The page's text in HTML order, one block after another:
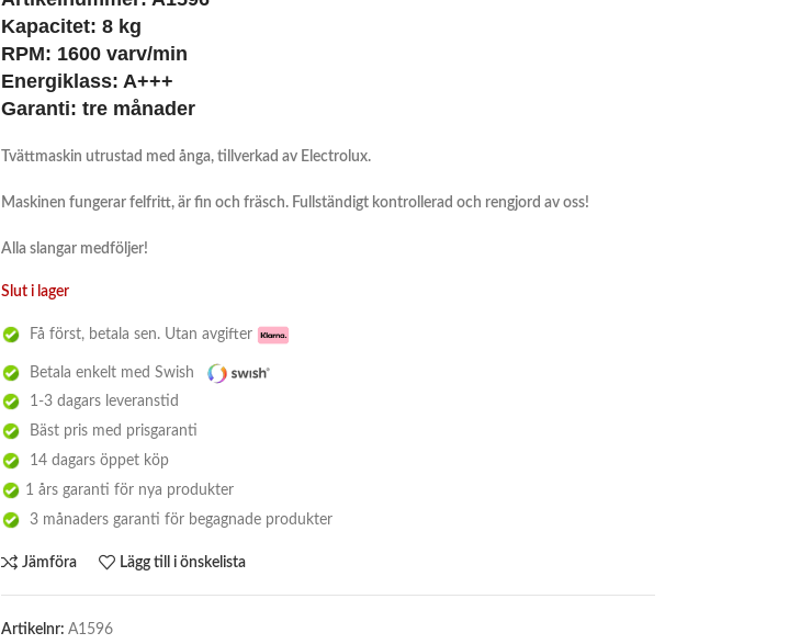
Kapacitet: 8 kg
RPM: 1600 varv/min
Energiklass: A+++
Garanti: tre månader
Tvättmaskin utrustad med ånga, tillverkad av Electrolux.
Maskinen fungerar felfritt, är fin och fräsch. Fullständigt kontrollerad och rengjord av oss!
Alla slangar medföljer!
Slut i lager
Få först, betala sen. Utan avgifter
Betala enkelt med Swish
1-3 dagars leveranstid
Bäst pris med prisgaranti
14 dagars öppet köp
1 års garanti för nya produkter
3 månaders garanti för begagnade produkter
Jämföra Lägg till i önskelista
Artikelnr: A1596